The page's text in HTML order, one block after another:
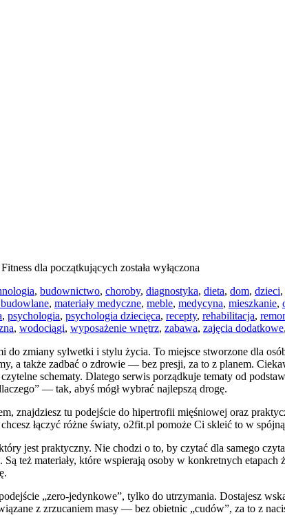
Fitness dla początkujących została wyłączona
, budownictwo, choroby, diagnostyka, dieta, dom, dzieci,
, materiały medyczne, meble, medycyna, mieszkanie,
, psychologia, psychologia dziecięca, recepty, rehabilitacja,
, wodociągi, wyposażenie wnętrz, zabawa, zajęcia dodatkowe,
zmiany sylwetki i stylu życia. To miejsce stworzone dla
a także zadbać o zdrowie — bez presji, za to z planem.
schematy. Dlatego serwis porządkuje tematy od
— tak, abyś mógł wybrać najlepszą drogę.
znajdziesz tu podejście do hipertrofii mięśniowej oraz
łączyć różne światy, o2fit.pl pomoże Ci skleić to w
jest praktyczny. Nie chodzi o to, by czytać dla samego
też materiały, które wspierają osoby w konkretnych
„zero-jedynkowe”, tylko do utrzymania. Dostajesz
z zrzucaniem masy — bez obietnic „cudów”, za to z